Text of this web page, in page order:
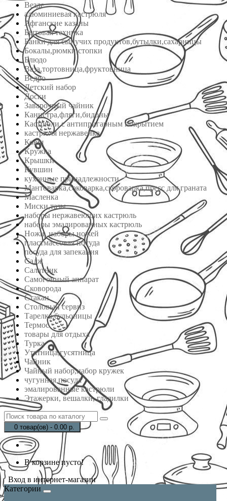
Везде
алюминиевая кастрюля
Афганские казаны
Бытовая техника
Банки для сыпучих продуктов,бутылки,сахарницы
Бокалы,рюмки,стопки
Блюдо
Ваза,тортовница,фруктовница
Ведро
Детский набор
Доски
Заварочный чайник
Канистра,фляги,бидоны
Кастрюли с антипригарным покрытием
кастрюля нержавейка
Ковш
Кружка
Крышки
Кувшин
кухонные принадлежности
Мантоварка,соковарка,скороварка,пресс для граната
Масленка
Миски,тазы
наборы нержавеющих кастрюль
наборы эмалированных кастрюль
Ножи, наборы ножей
пластмассовая посуда
посуда для запекания
Садж
Салатник
Самогонный аппарат
Сковорода
Стакан
Столовый сервиз
Тарелка,бульоницы
Термос
товары для отдыха
Турка
Утятница,гусятница
Чайник
Чайный набор,набор кружек
чугунная посуда
эмалированные кастрюли
Этажерки, вешалки, гладилки
0 товар(ов) - 0.00 р.
В корзине пусто!
Вход в интернет-магазин
Категории